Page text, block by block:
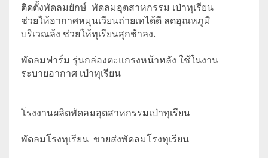
ติดตั้งพัดลมยักษ์ พัดลมอุตสาหกรรม เป่าทุเรียน
ช่วยให้อากาศหมุนเวียนถ่ายเทได้ดี ลดอุณหภูมิ
บริเวณล้ง ช่วยให้ทุเรียนสุกช้าลง.
พัดลมฟาร์ม รุ่นกล่องตะแกรงหน้าหลัง ใช้ในงาน
ระบายอากาศ เป่าทุเรียน
โรงงานผลิตพัดลมอุตสาหกรรมเป่าทุเรียน
พัดลมโรงทุเรียน ขายส่งพัดลมโรงทุเรียน